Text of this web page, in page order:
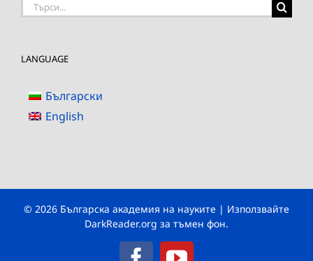
Търсене
LANGUAGE
Български
English
© 2026 Българска академия на науките | Използвайте
DarkReader.org за тъмен фон.